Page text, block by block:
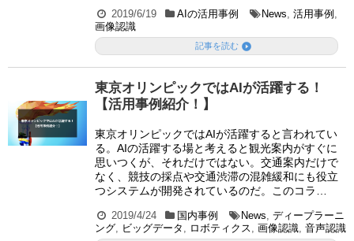
2019/6/19 AIの活用事例 News ,活用事例
画像認識
記事を読む 
東京オリンピックではAIが活躍する！
【活用事例紹介！】
東京オリンピックではAIが活躍すると言われてい
る。AIの活躍する場と考えると観光案内がすぐに
思いつくが、それだけではない。交通案内だけで
なく、競技の採点や交通渋滞の混雑緩和にも役立
つシステムが開発されているのだ。このコラ…
2019/4/24 国内事例 News ,ディープラーニ
ング
ビッグデータ ロボティクス 画像認識 音声認識